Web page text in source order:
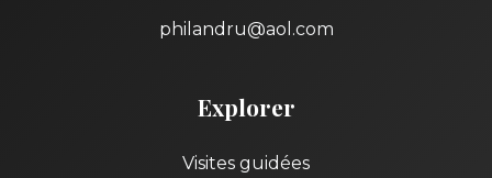
philandru@aol.com
Explorer
Visites guidées